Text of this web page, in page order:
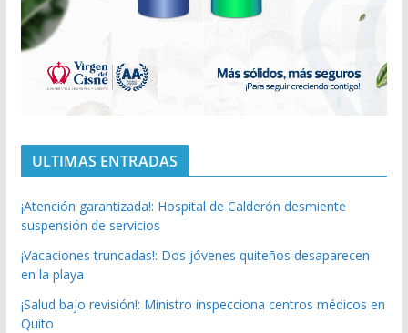
ULTIMAS ENTRADAS
¡Atención garantizada!: Hospital de Calderón desmiente
suspensión de servicios
¡Vacaciones truncadas!: Dos jóvenes quiteños desaparecen
en la playa
¡Salud bajo revisión!: Ministro inspecciona centros médicos en
Quito